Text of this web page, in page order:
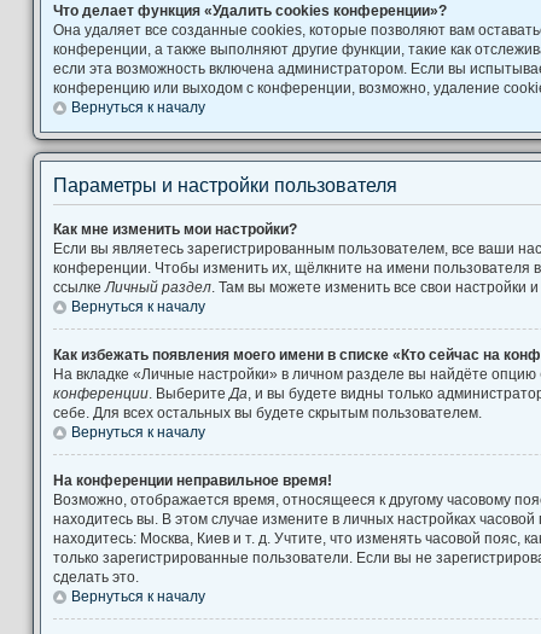
Что делает функция «Удалить cookies конференции»?
Она удаляет все созданные cookies, которые позволяют вам
конференции, а также выполняют другие функции, такие как
если эта возможность включена администратором. Если вы
конференцию или выходом с конференции, возможно, удаление
Вернуться к началу
Параметры и настройки пользователя
Как мне изменить мои настройки?
Если вы являетесь зарегистрированным пользователем, все ваши
конференции. Чтобы изменить их, щёлкните на имени пользователя
ссылке Личный раздел . Там вы можете изменить все свои настройки
Вернуться к началу
Как избежать появления моего имени в списке «Кто сейчас на
На вкладке «Личные настройки» в личном разделе вы найдёте опцию
конференции . Выберите Да , и вы будете видны только
себе. Для всех остальных вы будете скрытым пользователем.
Вернуться к началу
На конференции неправильное время!
Возможно, отображается время, относящееся к другому часовому
находитесь вы. В этом случае измените в личных настройках часовой
находитесь: Москва, Киев и т. д. Учтите, что изменять часовой пояс,
только зарегистрированные пользователи. Если вы не
сделать это.
Вернуться к началу